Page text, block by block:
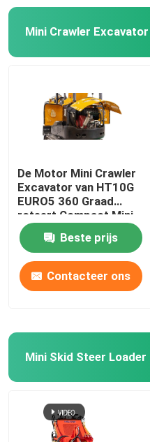
Mini Crawler Excavator
De Motor Mini Crawler
Excavator van HT10G
EURO5 360 Graad
roteert Compact Mini
Digger
Beste prijs
Contacteer ons
Mini Skid Steer Loader